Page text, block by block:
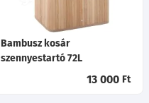
Bambusz kosár
szennyestartó 72L
13 000 Ft